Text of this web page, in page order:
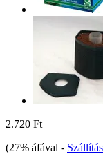
2.720 Ft
(27% áfával -